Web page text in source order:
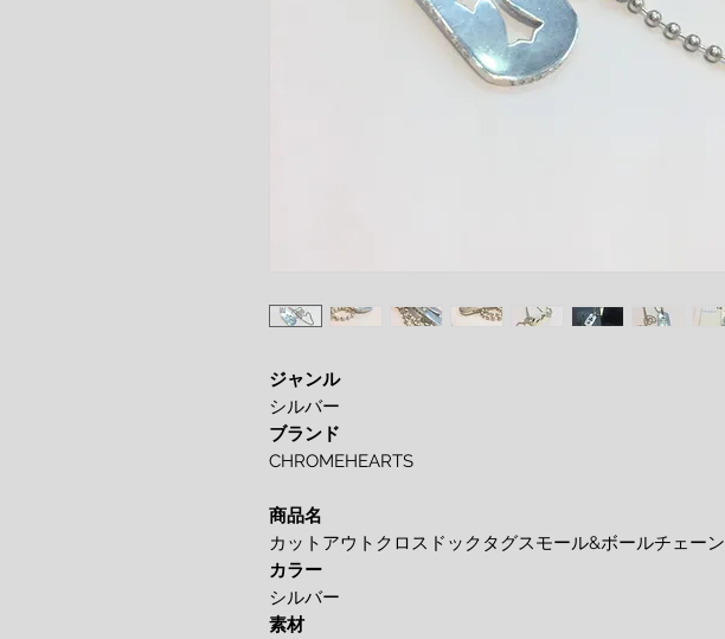
ジャンル
シルバー
ブランド
CHROMEHEARTS
商品名
カットアウトクロスドックタグスモール&ボールチェーン
カラー
シルバー
素材